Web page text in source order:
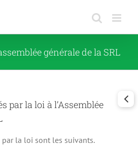
générale de la SRL
par la loi à l’Assemblée
par la loi sont les suivants.